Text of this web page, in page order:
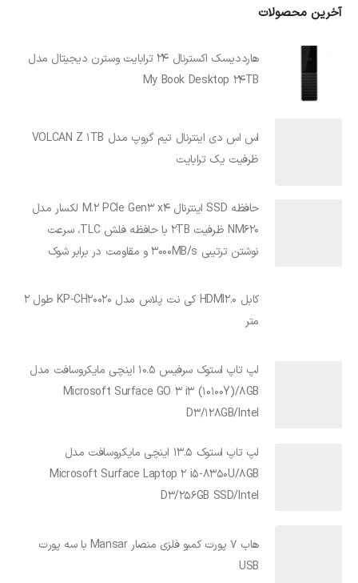
آخرین محصولات
هارددیسک اکسترنال 24 ترابایت وسترن دیجیتال مدل
My Book Desktop 24TB
اس اس دی اینترنال تیم گروپ مدل VOLCAN Z 1TB
ظرفیت یک ترابایت
حافظه SSD اینترنال M.2 PCIe Gen3 x4 لکسار مدل
NM620 ظرفیت 2TB با حافظه فلش TLC، سرعت
نوشتن ترتیبی 3000MB/s و مقاومت در برابر شوک
کابل HDMI2.0 کی نت پلاس مدل KP-CH20020 طول 2
متر
لپ تاپ استوک سرفیس 10.5 اینچی مایکروسافت مدل
Microsoft Surface GO 3 i3 (10100Y)/8GB
D3/128GB/Intel
لپ تاپ استوک 13.5 اینچی مایکروسافت مدل
Microsoft Surface Laptop 2 i5-8350U/8GB
D3/256GB SSD/Intel
هاب 7 پورت کمبو فلزی منصار Mansar با سه پورت
USB